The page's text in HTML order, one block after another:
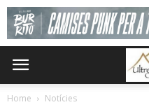
Home Notícies